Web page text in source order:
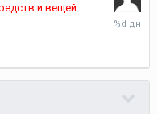
и вещей
Среда